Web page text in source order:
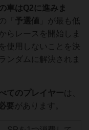
車はQ2に進みま
「 予選値 」が最も低
らレースを開始しま
使用しないことを決
ンダムに解決されま
てのプレイヤーは、
要があります。